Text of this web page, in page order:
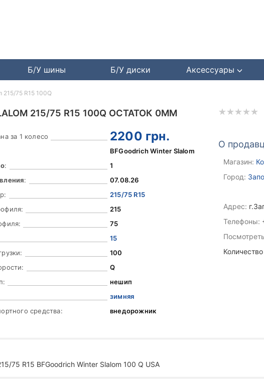
Б/У шины Б/У диски Аксессуары
215/75 R15 100Q ОСТАТОК 0ММ
за 1 колесо 2200 грн.
BFGoodrich Winter Slalom
:
1
:
07.08.26
215/75 R15
215
75
15
100
Q
нешип
зимняя
средства:
внедорожник
О
Магазин:
Город:
Адрес:
Телефоны:
75 R15 BFGoodrich Winter Slalom 100 Q USA
215/75 R15 100Q